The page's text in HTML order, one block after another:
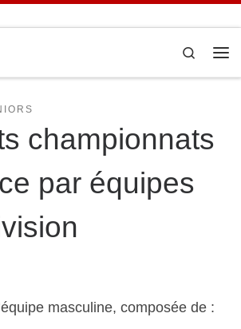
Search
championnats
par équipes
masculine, composée de :